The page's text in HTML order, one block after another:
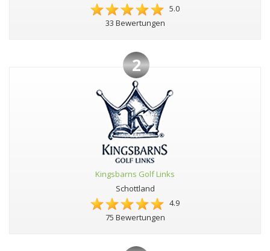
5.0
33 Bewertungen
2
Kingsbarns Golf Links
Schottland
4.9
75 Bewertungen